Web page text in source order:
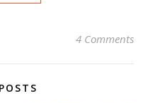
4 Comments